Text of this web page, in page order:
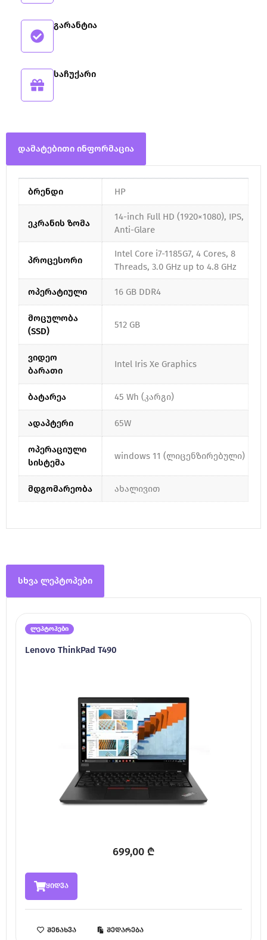
გარანტია
საჩუქარი
დამატებითი ინფორმაცია
ბრენდი HP
ეკრანის ზომა
14-inch Full HD (1920×1080), IPS,
Anti-Glare
პროცესორი
Intel Core i7-1185G7, 4 Cores, 8
Threads, 3.0 GHz up to 4.8 GHz
ოპერატიული 16 GB DDR4
მოცულობა
(SSD)
512 GB
ვიდეო
ბარათი
Intel Iris Xe Graphics
ბატარეა 45 Wh (კარგი)
ადაპტერი 65W
ოპერაციული
სისტემა
windows 11 (ლიცენზირებული)
მდგომარეობა ახალივით
სხვა ლეპტოპები
ლეპტოპები
Lenovo ThinkPad T490
699,00 ₾
ყიდვა
შენახვა შედარება